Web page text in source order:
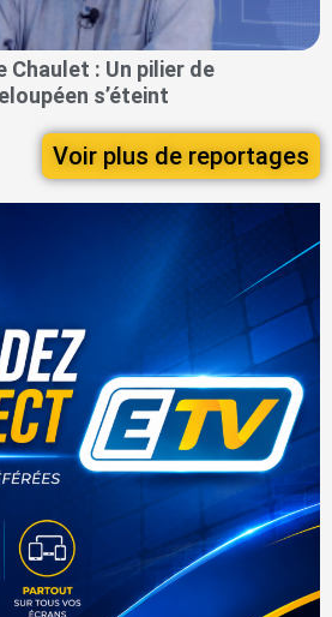
Chaulet : Un pilier de
s’éteint
Voir plus de reportages